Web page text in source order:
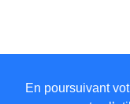
En poursuivant